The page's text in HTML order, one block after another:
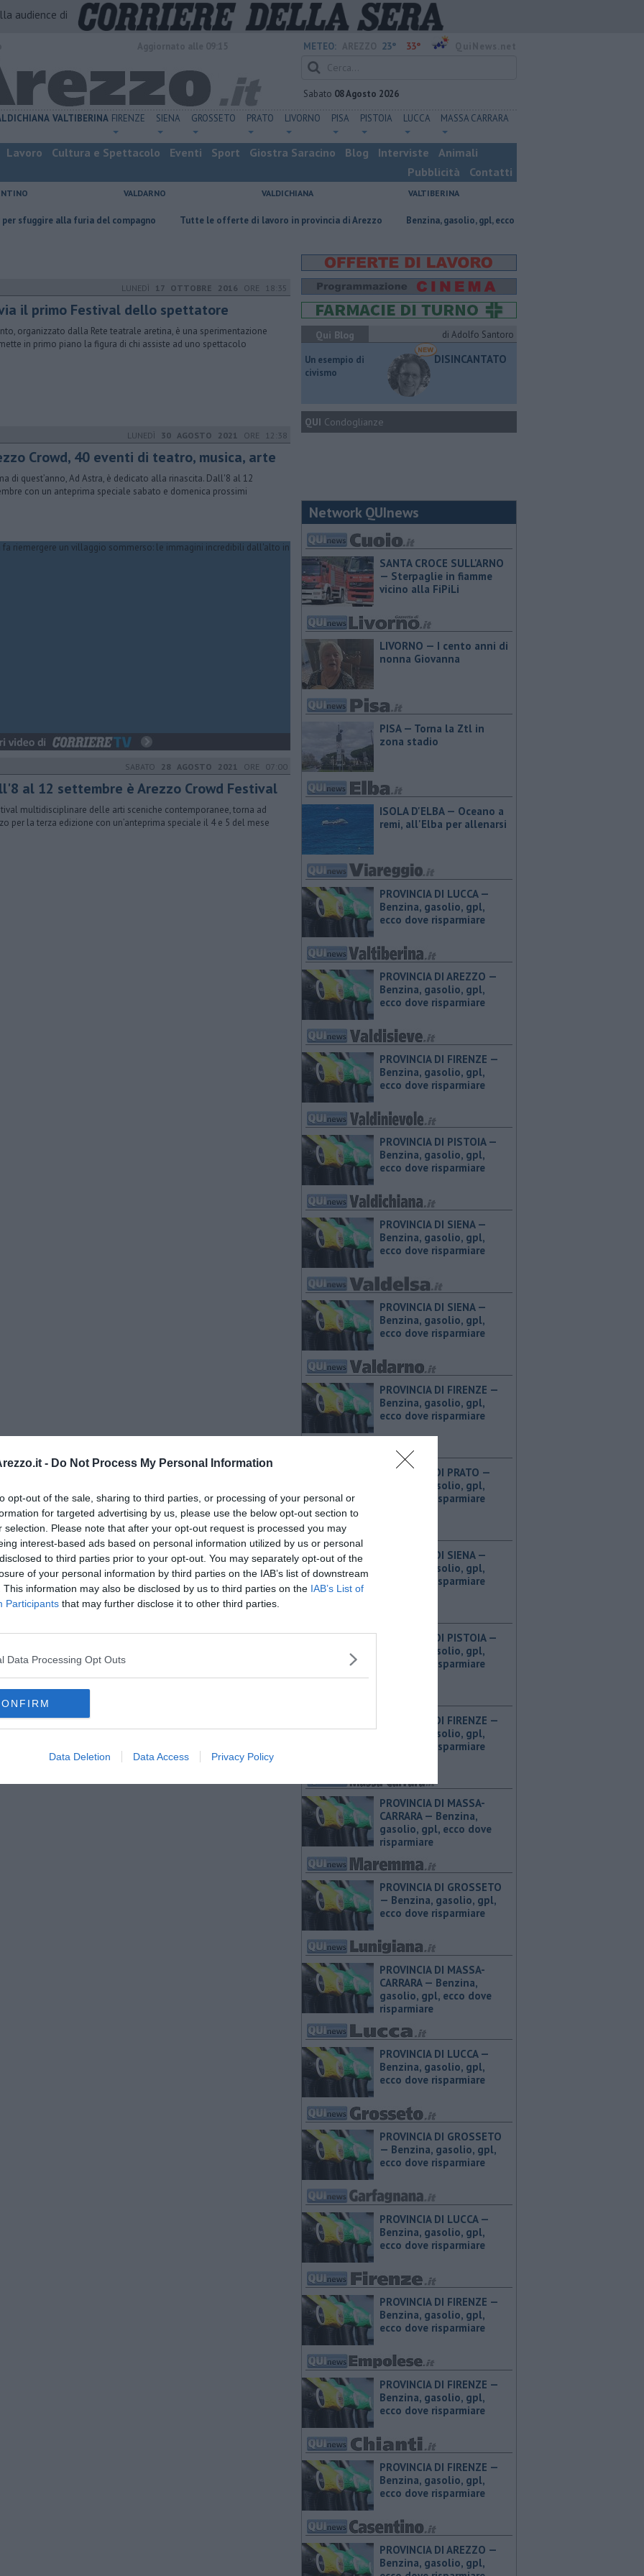
- Do Not Process My Personal Information
opt-out of the sale, sharing to third parties, or processing of your personal or
for targeted advertising by us, please use the below opt-out section to
selection. Please note that after your opt-out request is processed you may
interest-based ads based on personal information utilized by us or personal
to third parties prior to your opt-out. You may separately opt-out of the
of your personal information by third parties on the IAB’s list of downstream
This information may also be disclosed by us to third parties on the IAB’s List of
Participants that may further disclose it to other third parties.
Data Processing Opt Outs
Data Deletion Data Access Privacy Policy
audience di
METEO: 23° 33°
Sabato 08 Agosto 2026
VALTIBERINA FIRENZE SIENA GROSSETO PRATO LIVORNO PISA PISTOIA LUCCA MASSA CARRARA
Lavoro Cultura e Spettacolo Eventi Sport Giostra Saracino Blog Interviste
Animali
Pubblicità
Contatti
VALDARNO VALDICHIANA VALTIBERINA
alla furia del compagno ​Tutte le offerte di lavoro in provincia di Arezzo ​Benzina, gasolio, gpl, ecco dove risparmiare
LUNEDÌ 17 OTTOBRE 2016 ORE 18:35
il primo Festival dello spettatore
organizzato dalla Rete teatrale aretina, è una sperimentazione
in primo piano la figura di chi assiste ad uno spettacolo
LUNEDÌ 30 AGOSTO 2021 ORE 12:38
Crowd, 40 eventi di teatro, musica, arte
di quest’anno, Ad Astra, è dedicato alla rinascita. Dall'8 al 12
con un anteprima speciale sabato e domenica prossimi
SABATO 28 AGOSTO 2021 ORE 07:00
al 12 settembre è Arezzo Crowd Festival
multidisciplinare delle arti sceniche contemporanee, torna ad
per la terza edizione con un’anteprima speciale il 4 e 5 del mese
Qui Blog di Adolfo Santoro
​Un esempio di
civismo
DISINCANTATO
QUI Condoglianze
Network QUInews
SANTA CROCE SULL'ARNO
— Sterpaglie in fiamme
vicino alla FiPiLi
LIVORNO — I cento anni di
nonna Giovanna
PISA — Torna la Ztl in
zona stadio
ISOLA D'ELBA — Oceano a
remi, all'Elba per allenarsi
PROVINCIA DI LUCCA — ​
Benzina, gasolio, gpl,
ecco dove risparmiare
PROVINCIA DI AREZZO — ​
Benzina, gasolio, gpl,
ecco dove risparmiare
PROVINCIA DI FIRENZE — ​
Benzina, gasolio, gpl,
ecco dove risparmiare
PROVINCIA DI PISTOIA — ​
Benzina, gasolio, gpl,
ecco dove risparmiare
PROVINCIA DI SIENA — ​
Benzina, gasolio, gpl,
ecco dove risparmiare
PROVINCIA DI SIENA — ​
Benzina, gasolio, gpl,
ecco dove risparmiare
PROVINCIA DI FIRENZE — ​
Benzina, gasolio, gpl,
ecco dove risparmiare
PROVINCIA DI PRATO — ​
Benzina, gasolio, gpl,
ecco dove risparmiare
PROVINCIA DI SIENA — ​
Benzina, gasolio, gpl,
ecco dove risparmiare
PROVINCIA DI PISTOIA — ​
Benzina, gasolio, gpl,
ecco dove risparmiare
PROVINCIA DI FIRENZE — ​
Benzina, gasolio, gpl,
ecco dove risparmiare
PROVINCIA DI MASSA-
CARRARA — ​Benzina,
gasolio, gpl, ecco dove
risparmiare
PROVINCIA DI GROSSETO
— ​Benzina, gasolio, gpl,
ecco dove risparmiare
PROVINCIA DI MASSA-
CARRARA — ​Benzina,
gasolio, gpl, ecco dove
risparmiare
PROVINCIA DI LUCCA — ​
Benzina, gasolio, gpl,
ecco dove risparmiare
PROVINCIA DI GROSSETO
— ​Benzina, gasolio, gpl,
ecco dove risparmiare
PROVINCIA DI LUCCA — ​
Benzina, gasolio, gpl,
ecco dove risparmiare
PROVINCIA DI FIRENZE — ​
Benzina, gasolio, gpl,
ecco dove risparmiare
PROVINCIA DI FIRENZE — ​
Benzina, gasolio, gpl,
ecco dove risparmiare
PROVINCIA DI FIRENZE — ​
Benzina, gasolio, gpl,
ecco dove risparmiare
PROVINCIA DI AREZZO — ​
Benzina, gasolio, gpl,